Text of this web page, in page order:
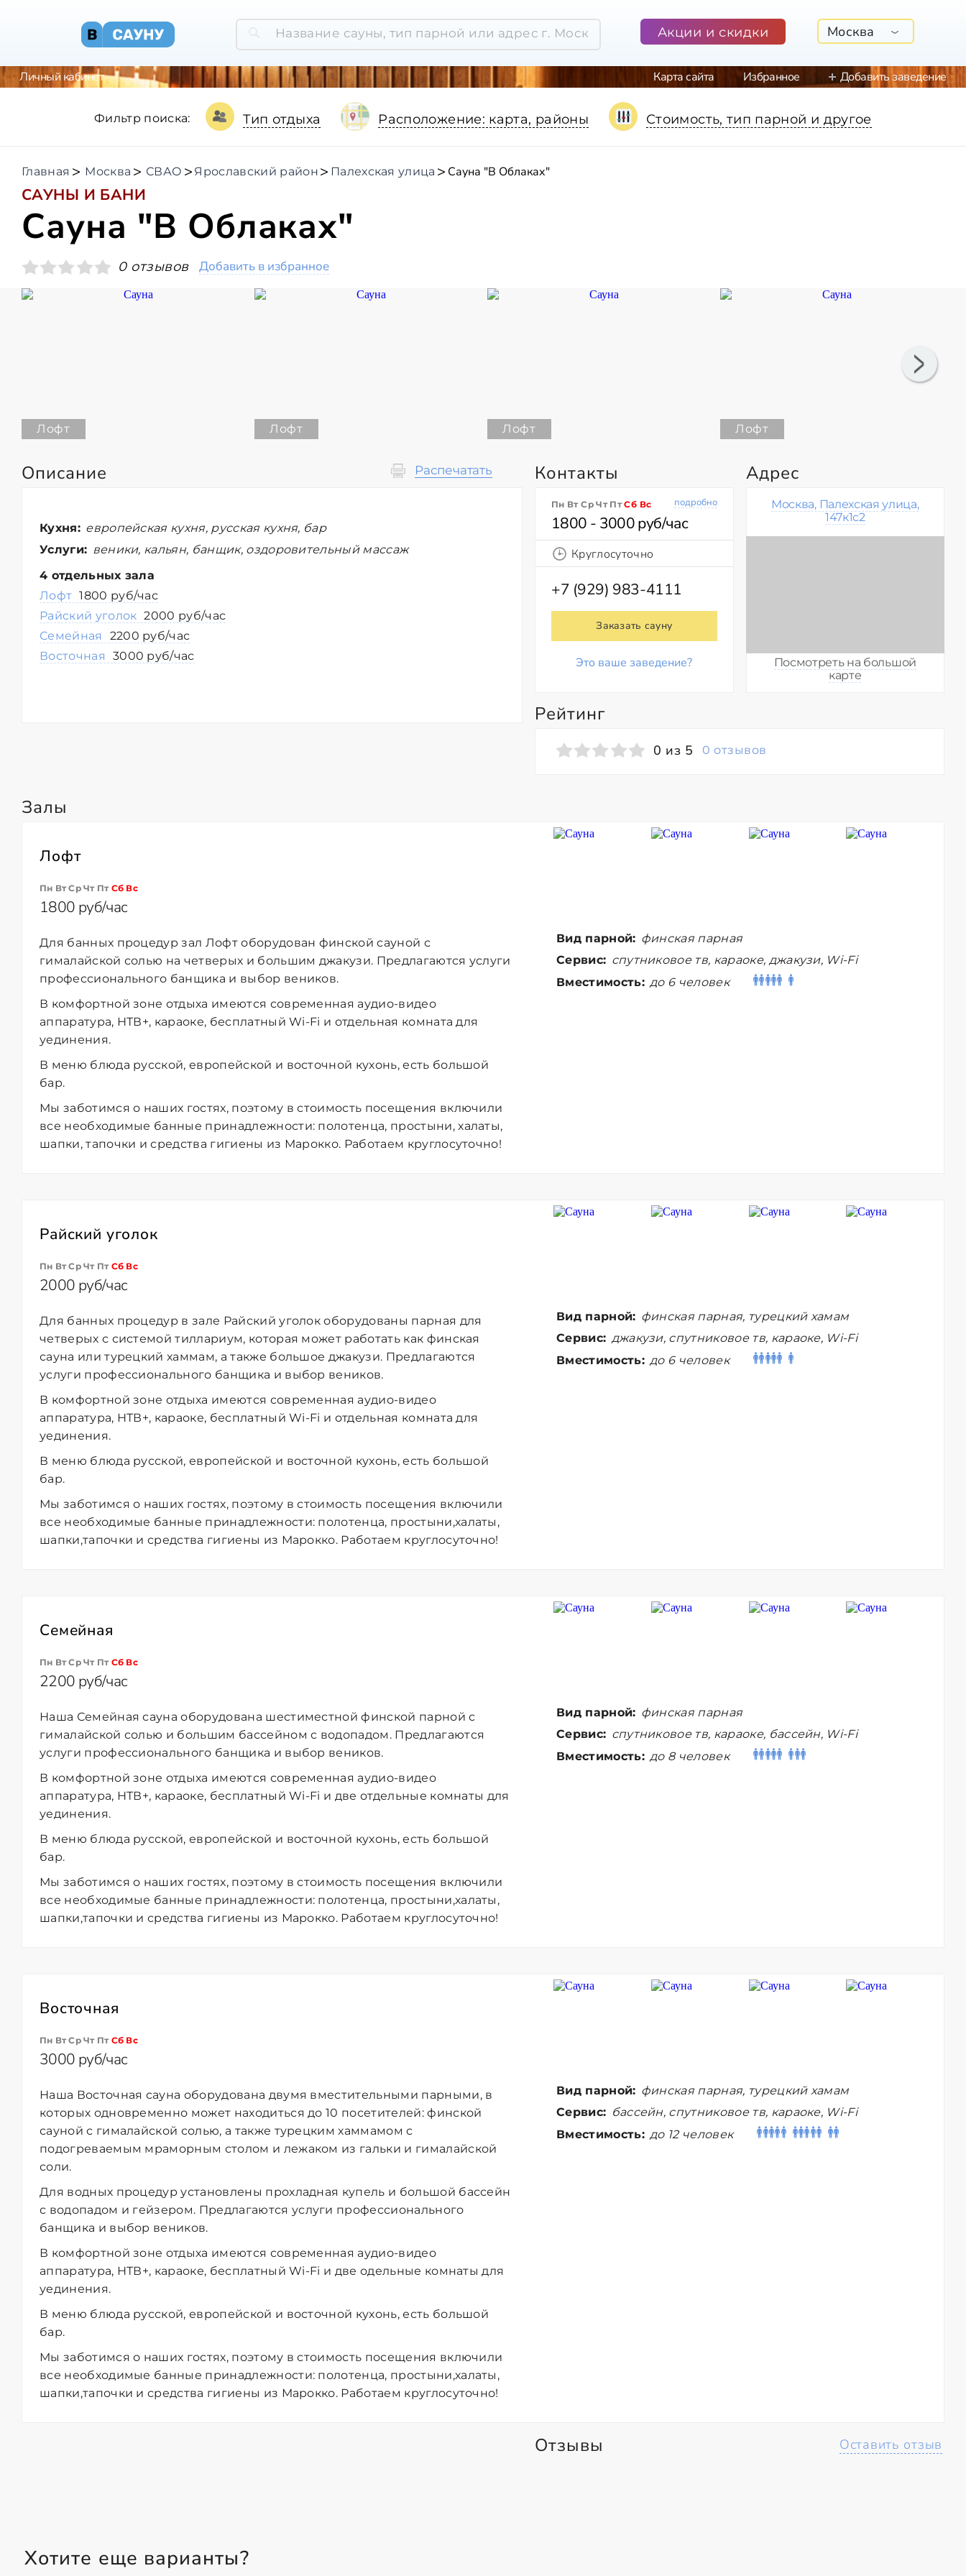
Акции и скидки Москва
Личный кабинет Карта сайта Избранное Добавить заведение
Фильтр поиска: Тип отдыха Расположение: карта, районы Стоимость, тип парной и другое
Главная Москва СВАО Ярославский район Палехская улица Сауна "В Облаках"
САУНЫ И БАНИ
Сауна "В Облаках"
0 отзывов Добавить в избранное
Лофт Лофт Лофт Лофт
Описание Распечатать
Кухня: европейская кухня, русская кухня, бар
Услуги: веники, кальян, банщик, оздоровительный массаж
4 отдельных зала
Лофт 1800 руб/час
Райский уголок 2000 руб/час
Семейная
2200 руб/час
Восточная
3000 руб/час
Контакты
подробно
Пн Вт Ср Чт ПтСб Вс
1800 - 3000 руб/час
Круглосуточно
+7 (929) 983-4111
Заказать сауну
Это ваше заведение?
Адрес
Москва, Палехская улица,
147к1с2
Посмотреть на большой
карте
Рейтинг
0 из 5 0 отзывов
Залы
Лофт
Пн Вт Ср Чт Пт Сб Вс
1800 руб/час
Для банных процедур зал Лофт оборудован финской сауной с
гималайской солью на четверых и большим джакузи. Предлагаются услуги
профессионального банщика и выбор веников.
В комфортной зоне отдыха имеются современная аудио-видео
аппаратура, НТВ+, караоке, бесплатный Wi-Fi и отдельная комната для
уединения.
В меню блюда русской, европейской и восточной кухонь, есть большой
бар.
Мы заботимся о наших гостях, поэтому в стоимость посещения включили
все необходимые банные принадлежности: полотенца, простыни, халаты,
шапки, тапочки и средства гигиены из Марокко. Работаем круглосуточно!
Вид парной: финская парная
Сервис: спутниковое тв, караоке, джакузи, Wi-Fi
Вместимость: до 6 человек
Райский уголок
Пн Вт Ср Чт Пт Сб Вс
2000 руб/час
Для банных процедур в зале Райский уголок оборудованы парная для
четверых с системой тиллариум, которая может работать как финская
сауна или турецкий хаммам, а также большое джакузи. Предлагаются
услуги профессионального банщика и выбор веников.
В комфортной зоне отдыха имеются современная аудио-видео
аппаратура, НТВ+, караоке, бесплатный Wi-Fi и отдельная комната для
уединения.
В меню блюда русской, европейской и восточной кухонь, есть большой
бар.
Мы заботимся о наших гостях, поэтому в стоимость посещения включили
все необходимые банные принадлежности: полотенца, простыни,халаты,
шапки,тапочки и средства гигиены из Марокко. Работаем круглосуточно!
Вид парной: финская парная, турецкий хамам
Сервис: джакузи, спутниковое тв, караоке, Wi-Fi
Вместимость: до 6 человек
Семейная
Пн Вт Ср Чт Пт Сб Вс
2200 руб/час
Наша Семейная саунаоборудована шестиместнойфинской парной с
гималайской солью и большим бассейном с водопадом . Предлагаются
услуги профессионального банщика и выбор веников.
В комфортной зоне отдыха имеются современная аудио-видео
аппаратура, НТВ+, караоке, бесплатный Wi-Fi и две отдельные комнаты для
уединения.
В меню блюда русской, европейской и восточной кухонь, есть большой
бар.
Мы заботимся о наших гостях, поэтому в стоимость посещения включили
все необходимые банные принадлежности: полотенца, простыни,халаты,
шапки,тапочки и средства гигиены из Марокко. Работаем круглосуточно!
Вид парной: финская парная
Сервис: спутниковое тв, караоке, бассейн, Wi-Fi
Вместимость: до 8 человек
Восточная
Пн Вт Ср Чт Пт Сб Вс
3000 руб/час
Наша Восточная сауна оборудована двумя вместительными парными,в
которых одновременно может находиться до 10 посетителей: финской
сауной с гималайской солью, а также турецким хаммамом с
подогреваемым мраморным столом и лежаком из гальки и гималайской
соли.
Для водных процедур установлены прохладная купель и большой бассейн
с водопадом и гейзером. Предлагаются услуги профессионального
банщика и выбор веников.
В комфортной зоне отдыха имеются современная аудио-видео
аппаратура, НТВ+, караоке, бесплатный Wi-Fi и две одельные комнаты для
уединения.
В меню блюда русской, европейской и восточной кухонь, есть большой
бар.
Мы заботимся о наших гостях, поэтому в стоимость посещения включили
все необходимые банные принадлежности: полотенца, простыни,халаты,
шапки,тапочки и средства гигиены из Марокко. Работаем круглосуточно!
Вид парной: финская парная, турецкий хамам
Сервис: бассейн, спутниковое тв, караоке, Wi-Fi
Вместимость: до 12 человек
Отзывы Оставить отзыв
Хотите еще варианты?